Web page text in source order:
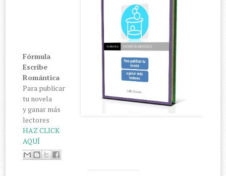
Fórmula
Escribe
Romántica
Para publicar
tu novela
y ganar más
lectores
HAZ CLICK
AQUÍ